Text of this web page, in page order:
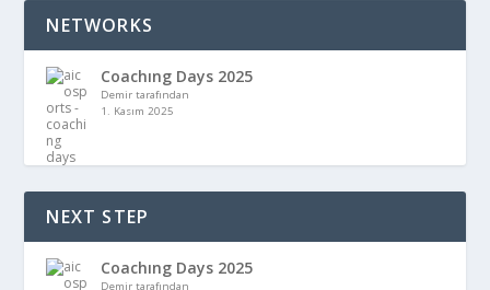
NETWORKS
Coachıng Days 2025
Demir tarafından
1. Kasım 2025
NEXT STEP
Coachıng Days 2025
Demir tarafından